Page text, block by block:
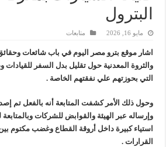
وزير البترول والثروة المعدنية يبحث مع إكسون
رئيسا العامة وبترومنت في زيارة لحقول ابوسنان
وزير البترول والثروة المعدنية يتفقد استئناف أعمال الحفر بحقل البركة في أسوان بعد
وزير البترول يتابع انتاج حقل البركة في اسوان
البترول
مايو 16, 2026 متابعات
اشار موقع بترو مصر اليوم في باب شائعات
والثروة المعدنية حول تقليل بدل السفر للقيادات
التي بحوزتهم علي نفقتهم الخاصة .
وحول ذلك الأمر كشفت المتابعة أنه بالفعل تم
وإرساله عبر الهيئة والقوابض للشركات
استياء كبيرة داخل أروقة القطاع وغضب مكتوم
القرارات .